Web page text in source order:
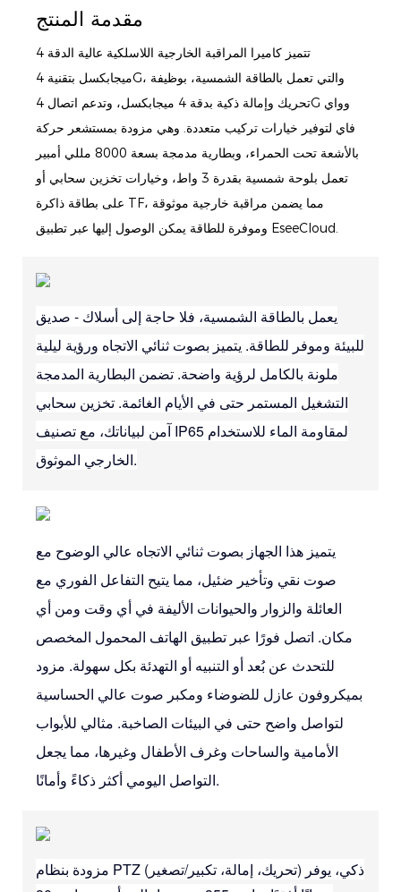
مقدمة المنتج
تتميز كاميرا المراقبة الخارجية اللاسلكية عالية الدقة 4
ميجابكسل بتقنية 4G، والتي تعمل بالطاقة الشمسية، بوظيفة
تحريك وإمالة ذكية بدقة 4 ميجابكسل، وتدعم اتصال 4G وواي
فاي لتوفير خيارات تركيب متعددة. وهي مزودة بمستشعر حركة
بالأشعة تحت الحمراء، وبطارية مدمجة بسعة 8000 مللي أمبير
تعمل بلوحة شمسية بقدرة 3 واط، وخيارات تخزين سحابي أو
على بطاقة ذاكرة TF، مما يضمن مراقبة خارجية موثوقة
وموفرة للطاقة يمكن الوصول إليها عبر تطبيق EseeCloud.
يعمل بالطاقة الشمسية، فلا حاجة إلى أسلاك - صديق
للبيئة وموفر للطاقة. يتميز بصوت ثنائي الاتجاه ورؤية ليلية
ملونة بالكامل لرؤية واضحة. تضمن البطارية المدمجة
التشغيل المستمر حتى في الأيام الغائمة. تخزين سحابي
آمن لبياناتك، مع تصنيف IP65 لمقاومة الماء للاستخدام
الخارجي الموثوق.
يتميز هذا الجهاز بصوت ثنائي الاتجاه عالي الوضوح مع
صوت نقي وتأخير ضئيل، مما يتيح التفاعل الفوري مع
العائلة والزوار والحيوانات الأليفة في أي وقت ومن أي
مكان. اتصل فورًا عبر تطبيق الهاتف المحمول المخصص
للتحدث عن بُعد أو التنبيه أو التهدئة بكل سهولة. مزود
بميكروفون عازل للضوضاء ومكبر صوت عالي الحساسية
لتواصل واضح حتى في البيئات الصاخبة. مثالي للأبواب
الأمامية والساحات وغرف الأطفال وغيرها، مما يجعل
التواصل اليومي أكثر ذكاءً وأمانًا.
مزودة بنظام PTZ (تحريك، إمالة، تكبير/تصغير) ذكي، يوفر